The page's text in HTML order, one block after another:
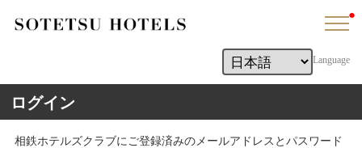
●
Language
ログイン
相鉄ホテルズクラブにご登録済みのメールアドレスとパスワード